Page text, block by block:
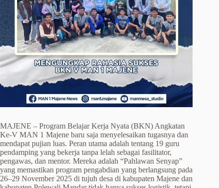
MAJENE – Program Belajar Kerja Nyata (BKN) Angkatan
Ke-V MAN 1 Majene baru saja menyelesaikan tugasnya dan
mendapat pujian luas. Peran utama adalah tentang 19 guru
pendamping yang bekerja tanpa lelah sebagai fasilitator,
pengawas, dan mentor. Mereka adalah “Pahlawan Senyap”
yang memastikan program pengabdian yang berlangsung pada
26–29 November 2025 di tujuh desa di kabupaten Majene dan